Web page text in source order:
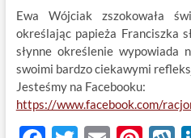
Ewa Wójciak zszokowała
określając papieża Franciszka
słynne określenie wypowiada
swoimi bardzo ciekawymi
Jesteśmy na Facebooku:
https://www.facebook.com/